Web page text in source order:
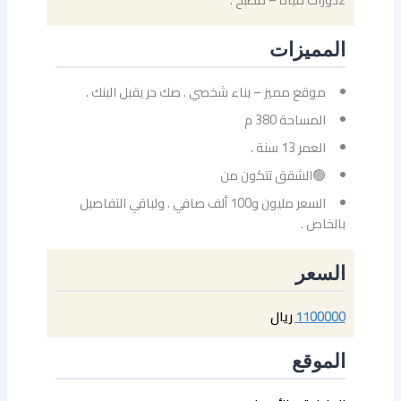
المميزات
موقع مميز – بناء شخصي . صك حر يقبل البنك .
المساحة 380 م
العمر 13 سنة .
🟢الشقق تتكون من
السعر مليون و100 ألف صافي . ولباقي التفاصيل
بالخاص .
السعر
1100000ريال
الموقع